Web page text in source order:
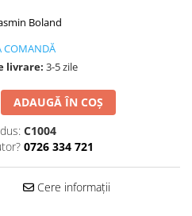
Boland
COMANDĂ
livrare: 3-5 zile
ADAUGĂ ÎN COȘ
C1004
0726 334 721
Cere informații